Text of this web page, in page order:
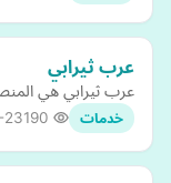
عرب ثيرابي
عرب ثيرابي هي المنصة
خدمات 23